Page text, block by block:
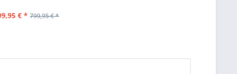
€ * 799,95 € *